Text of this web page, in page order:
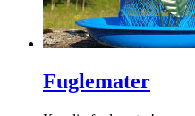
Fuglemater